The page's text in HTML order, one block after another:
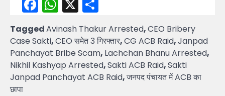
TaggedAvinash Thakur Arrested,CEO Bribery
Case Sakti,CEO समेत 3 गिरफ्तार,CG ACB Raid,Janpad
Panchayat Bribe Scam, Lachchan Bhanu Arrested,
Nikhil Kashyap Arrested,Sakti ACB Raid,Sakti
Janpad Panchayat ACB Raid,जनपद पंचायत में ACB का
छापा